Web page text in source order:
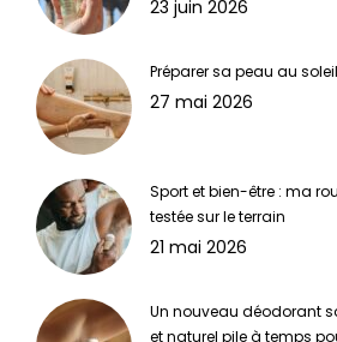
23 juin 2026
Préparer sa peau au
27 mai 2026
Sport et bien-être : ma
testée sur le terrain
21 mai 2026
Un nouveau déodorant
et naturel pile à temps